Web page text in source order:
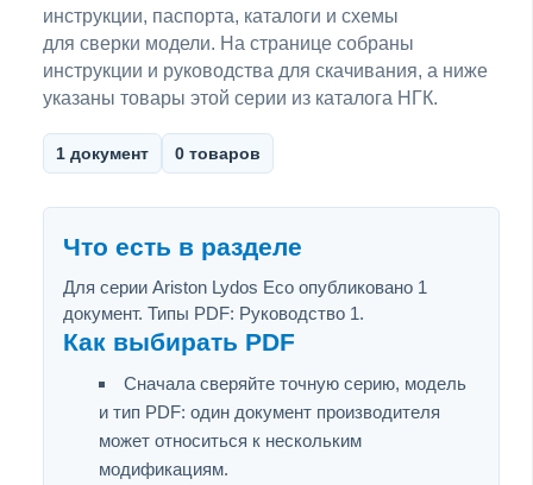
инструкции, паспорта, каталоги и схемы
для сверки модели. На странице собраны
инструкции и руководства для скачивания, а ниже
указаны товары этой серии из каталога НГК.
1 документ 0 товаров
Что есть в разделе
Для серии Ariston Lydos Eco опубликовано 1
документ. Типы PDF: Руководство 1.
Как выбирать PDF
Сначала сверяйте точную серию, модель
и тип PDF: один документ производителя
может относиться к нескольким
модификациям.